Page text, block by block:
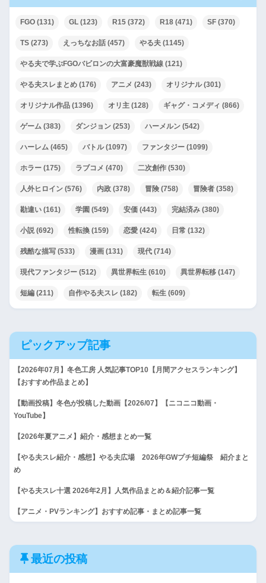
FGO (131) GL (123) R15 (372) R18 (471) SF (370)
TS (273) えっちなお話 (457) やる夫 (1145)
やる夫で学ぶFGOバビロンの大富豪魔獣戦線 (121)
やる夫スレまとめ (176) アニメ (243) オリジナル(301)
オリジナル作品 (1396) オリ主 (128) ギャグ・コメディ (866)
ゲーム (383) ダンジョン (253) ハーメルン (542)
ハーレム (465) バトル(1097) ファンタジー (1099)
ホラー (175) ラブコメ (470) 二次創作 (530)
人外ヒロイン (576) 内政 (378) 冒険 (758) 冒険者 (358)
勘違い (161) 学園 (549) 安価 (443) 完結済み (380)
小説 (692) 性転換 (159) 恋愛 (424) 日常 (132)
残酷な描写 (533) 漫画 (131) 現代 (714)
現代ファンタジー (512) 異世界転生 (610) 異世界転移 (147)
短編 (211) 自作やる夫スレ (182) 転生 (609)
ピックアップ記事
【2026年07月】冬色工房 人気記事TOP10【月間アクセスランキング】
【おすすめ作品まとめ】
【動画投稿】冬色が投稿した動画【2026/07】【ニコニコ動画・
YouTube】
【2026年夏アニメ】紹介・感想まとめ一覧
【やる夫スレ紹介・感想】やる夫広場 2026年GWプチ短編祭 紹介まと
め
【やる夫スレ十選 2026年2月】人気作品まとめ＆紹介記事一覧
【アニメ・PVランキング】おすすめ記事・まとめ記事一覧
最近の投稿